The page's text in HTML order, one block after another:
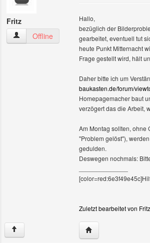
Fritz
Fritz Benutzer-Profile anzeigen
Offline
Hallo,
bezüglich der
gearbeitet, eventuell tut
heute Punkt Mitternacht
Frage gestellt wird, hält
Daher bitte ich um
baukasten.de/forum/
Homepagemacher baut
verzögert das die Arbeit,
Am Montag sollten, ohne
"Problem gelöst"),
gedulden.
Deswegen nochmals:
Zuletzt bearbeitet von
↑ Website dieses